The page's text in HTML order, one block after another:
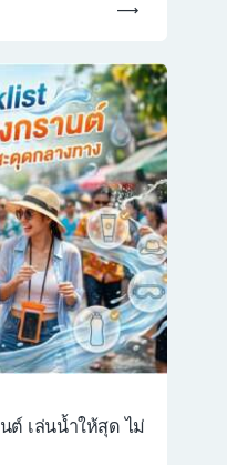
ต์ เล่นน้ำให้สุด ไม่